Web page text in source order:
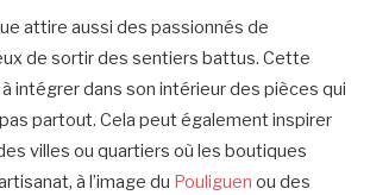
attire aussi des passionnés de
de sortir des sentiers battus. Cette
intégrer dans son intérieur des pièces qui
partout. Cela peut également inspirer
villes ou quartiers où les boutiques
à l’image du Pouliguen ou des